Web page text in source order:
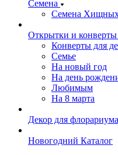
Семена
Семена Хищных
Открытки и конверты
Конверты для
Семье
На новый год
На день
Любимым
На 8 марта
Декор для флорариума
Новогодний Каталог